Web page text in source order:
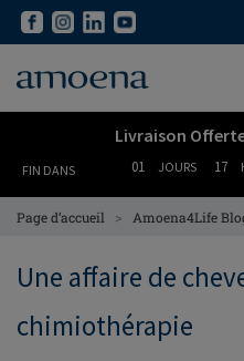
Skip
content
Skip
content
Livraison
FIN DANS 01 JOURS 17
Page d’accueil > Amoena4Life
Une affaire de
chimiothérapie